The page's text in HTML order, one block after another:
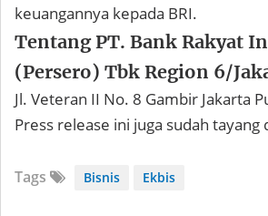
keuangannya kepada BRI.
Tentang PT. Bank Rakyat
(Persero) Tbk Region 6/
Jl. Veteran II No. 8 Gambir Jakarta
Press release ini juga sudah tayang
Tags Bisnis Ekbis